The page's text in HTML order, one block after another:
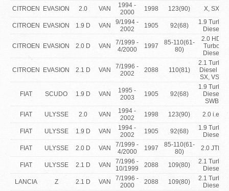
CITROEN EVASION 2.0 VAN
1994 -
2000
1998 123(90) X, SX
CITROEN EVASION 1.9 D VAN
9/1994 -
2002
1905 92(68)
1.9 Turbo
Diesel
CITROEN EVASION 2.0 D VAN
7/1999 -
4/2000
1997
85-110(61-
80)
2.0 HDi
Turbo
Diesel
CITROEN EVASION 2.1 D VAN
7/1996 -
2002
2088 110(81)
2.1 Turbo
Diesel X,
SX, VSX
FIAT SCUDO 1.9 D VAN
1995 -
2003
1905 92(68)
1.9 Turbo
Diesel
SWB
FIAT
ULYSSE 2.0 VAN
1994 -
2002
1998 123(90) 2.0 i.e.
FIAT ULYSSE 1.9 D VAN
1994 -
2002
1905 92(68)
1.9 Turbo
Diesel
FIAT
ULYSSE 2.0 D VAN
7/1999 -
4/2000
1997
85-110(61-
80)
2.0 JTD
FIAT ULYSSE 2.1 D VAN
7/1996 -
10/1999
2088 109(80)
2.1 Turbo
Diesel
LANCIA
Z 2.1 D VAN
7/1996 -
2000
2088 109(80)
2.1 Turbo
Diesel